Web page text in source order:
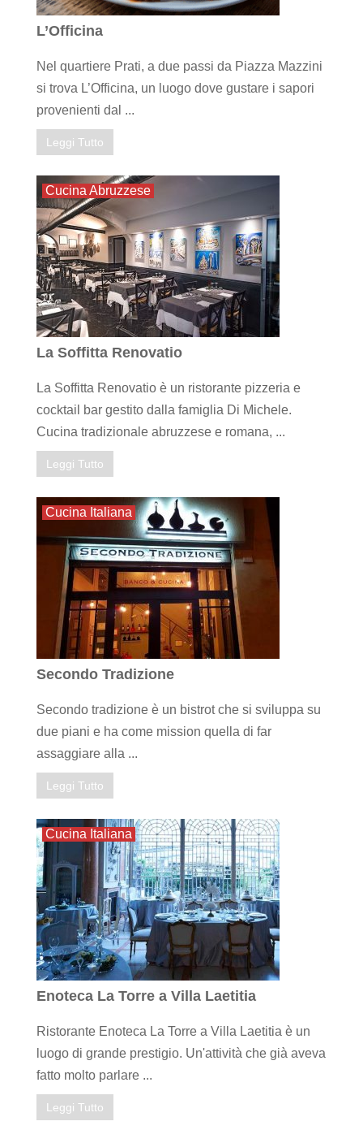
L’Officina
Nel quartiere Prati, a due passi da Piazza Mazzini
si trova L’Officina, un luogo dove gustare i sapori
provenienti dal ...
Leggi Tutto
Cucina Abruzzese
La Soffitta Renovatio
La Soffitta Renovatio è un ristorante pizzeria e
cocktail bar gestito dalla famiglia Di Michele.
Cucina tradizionale abruzzese e romana, ...
Leggi Tutto
Cucina Italiana
Secondo Tradizione
Secondo tradizione è un bistrot che si sviluppa su
due piani e ha come mission quella di far
assaggiare alla ...
Leggi Tutto
Cucina Italiana
Enoteca La Torre a Villa Laetitia
Ristorante Enoteca La Torre a Villa Laetitia è un
luogo di grande prestigio. Un'attività che già aveva
fatto molto parlare ...
Leggi Tutto